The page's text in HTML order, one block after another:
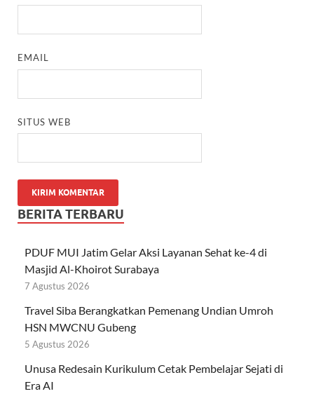
EMAIL
SITUS WEB
BERITA TERBARU
PDUF MUI Jatim Gelar Aksi Layanan Sehat ke-4 di
Masjid Al-Khoirot Surabaya
7 Agustus 2026
Travel Siba Berangkatkan Pemenang Undian Umroh
HSN MWCNU Gubeng
5 Agustus 2026
Unusa Redesain Kurikulum Cetak Pembelajar Sejati di
Era AI